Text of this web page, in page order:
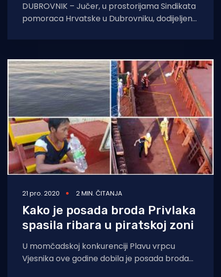
DUBROVNIK – Jučer, u prostorijama Sindikata
pomoraca Hrvatske u Dubrovniku, dodijeljeno
četvorici policijskih službenika Postaje
21 pro. 2020 2 MIN. ČITANJA
Kako je posada broda Privlaka
spasila ribara u piratskoj zoni
U momčadskoj konkurenciji Plavu vrpcu
Vjesnika ove godine dobila je posada broda